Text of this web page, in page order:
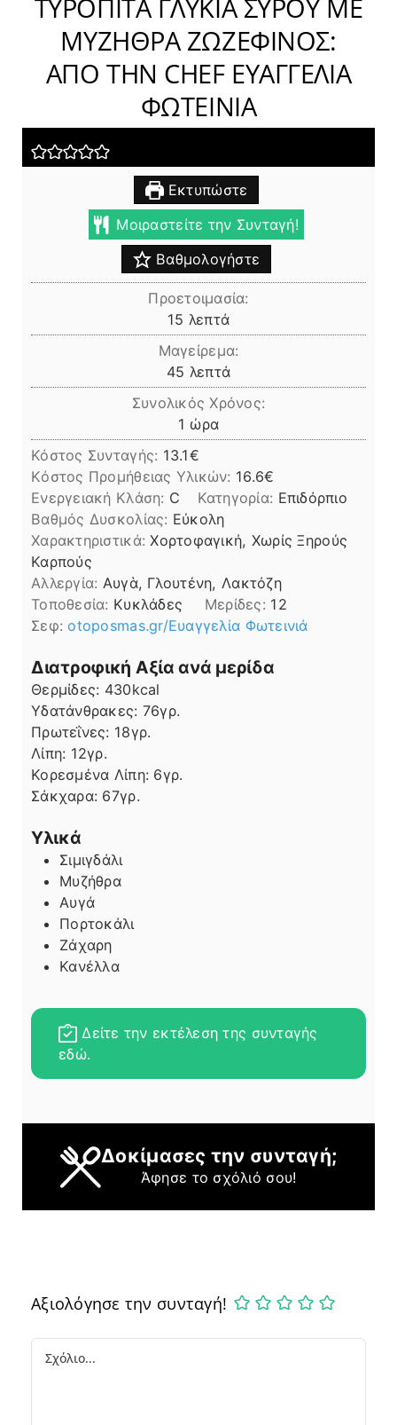
ΤΥΡΟΠΙΤΑ ΓΛΥΚΙΑ ΣΥΡΟΥ ΜΕ
ΜΥΖΗΘΡΑ ΖΩΖΕΦΙΝΟΣ:
ΑΠΟ ΤΗΝ CHEF ΕΥΑΓΓΕΛΙΑ
ΦΩΤΕΙΝΙΑ
Εκτυπώστε
Μοιραστείτε την Συνταγή!
Βαθμολογήστε
Προετοιμασία:
15 λεπτά
λεπτά
Μαγείρεμα:
45 λεπτά
λεπτά
Συνολικός Χρόνος:
1 ώρα
ώρα
Κόστος Συνταγής: 13.1€
Kόστος Προμήθειας Υλικών: 16.6
Ενεργειακή Κλάση: C Κατηγορία: Επιδόρπιο
Βαθμός Δυσκολίας: Εύκολη
Χαρακτηριστικά:Χορτοφαγική, Χωρίς Ξηρούς
Καρπούς
Αλλεργία: Αυγὰ, Γλουτένη, Λακτόζη
Τοποθεσία: Κυκλάδες Μερίδες: 12
Σεφ:otoposmas.gr/Ευαγγελία Φωτεινιά
Διατροφική Αξία ανά μερίδα
Θερμίδες: 430kcal
Υδατάνθρακες: 76γρ.
Πρωτεΐνες: 18γρ.
Λίπη
Λίπη: 12γρ.
Κορεσμένα Λίπη: 6γρ.
Σάκχαρα: 67γρ.
Υλικά
Σιμιγδάλι
Μυζήθρα
Αυγά
Πορτοκάλι
Ζάχαρη
Κανέλλα
Δείτε την εκτέλεση της συνταγής
εδώ.
Δοκίμασες την συνταγή;
Άφησε το σχόλιό σου!
Αξιολόγησε την συνταγή!
Comment